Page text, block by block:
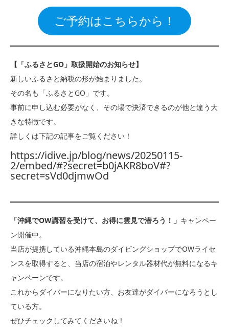
ご予約はこちらから！
【「ふるさとGO」取扱開始のお知らせ】
新しいふるさと納税の形が始まりました。
その名も「ふるさとGO」です。
事前に申し込む必要がなく、その場で決済できるのが他と違う大
きな特徴です。
詳しくは下記の記事をご覧ください！
https://idive.jp/blog/news/20250115-
2/embed/#?secret=b0jAKR8boV#?
secret=sVd0djmwOd
「沖縄でOW講習を受けて、お得に雲見で潜ろう！」 キャンペー
ン開催中。
当店が提携している沖縄本島のダイビングショップでOWライセ
ンスを取得すると、当店の宿泊やレンタル器材代が無料になるキ
ャンペーンです。
これからダイバーになりたい方、お友達がダイバーになろうとし
ている方。
ぜひチェックしてみてくださいね！